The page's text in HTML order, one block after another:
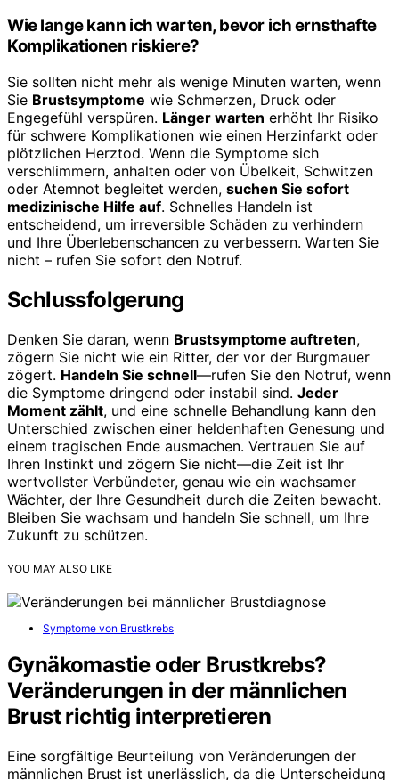
Wie lange kann ich warten, bevor ich ernsthafte
Komplikationen riskiere?
Sie sollten nicht mehr als wenige Minuten warten, wenn
Sie Brustsymptome wie Schmerzen, Druck oder
Engegefühl verspüren. Länger warten erhöht Ihr Risiko
für schwere Komplikationen wie einen Herzinfarkt oder
plötzlichen Herztod. Wenn die Symptome sich
verschlimmern, anhalten oder von Übelkeit, Schwitzen
oder Atemnot begleitet werden, suchen Sie sofort
medizinische Hilfe auf. Schnelles Handeln ist
entscheidend, um irreversible Schäden zu verhindern
und Ihre Überlebenschancen zu verbessern. Warten Sie
nicht – rufen Sie sofort den Notruf.
Schlussfolgerung
Denken Sie daran, wenn Brustsymptome auftreten,
zögern Sie nicht wie ein Ritter, der vor der Burgmauer
zögert. Handeln Sie schnell—rufen Sie den Notruf, wenn
die Symptome dringend oder instabil sind. Jeder
Moment zählt, und eine schnelle Behandlung kann den
Unterschied zwischen einer heldenhaften Genesung und
einem tragischen Ende ausmachen. Vertrauen Sie auf
Ihren Instinkt und zögern Sie nicht—die Zeit ist Ihr
wertvollster Verbündeter, genau wie ein wachsamer
Wächter, der Ihre Gesundheit durch die Zeiten bewacht.
Bleiben Sie wachsam und handeln Sie schnell, um Ihre
Zukunft zu schützen.
YOU MAY ALSO LIKE
Symptome von Brustkrebs
Gynäkomastie oder Brustkrebs?
Veränderungen in der männlichen
Brust richtig interpretieren
Eine sorgfältige Beurteilung von Veränderungen der
männlichen Brust ist unerlässlich, da die Unterscheidung